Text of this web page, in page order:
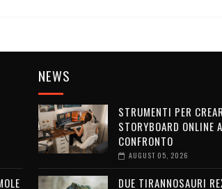
NEWS
STRUMENTI PER
STORYBOARD ONLINE A
CONFRONTO
AUGUST 05, 2026
DUE TIRANNOSAURI